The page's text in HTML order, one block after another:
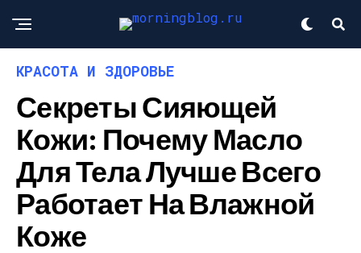
КРАСОТА И ЗДОРОВЬЕ
Секреты Сияющей
Кожи: Почему Масло
Для Тела Лучше Всего
Работает На Влажной
Коже